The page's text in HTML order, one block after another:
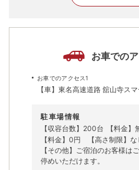
お車での
お車でのアクセス1
【車】東名高速道路 舘山寺ス
駐車場情報
【収容台数】200台
【料金】
【料金】0円 【高さ制限】
【その他】ご宿泊のお客様は
停めいただけます。